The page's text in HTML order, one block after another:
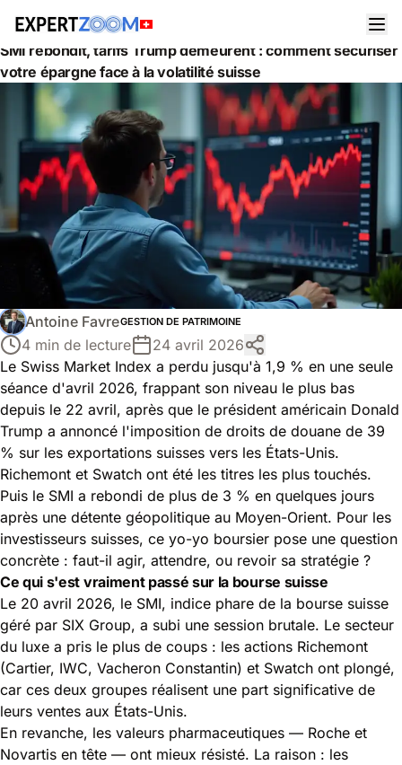
Actualités
Gestion de Patrimoine
SMI rebondit, tarifs Trump demeurent : comment sécuriser
votre épargne face à la volatilité suisse
Antoine FavreGESTION DE PATRIMOINE
4 min de lecture
24 avril 2026
Le Swiss Market Index a perdu jusqu'à 1,9 % en une seule
séance d'avril 2026, frappant son niveau le plus bas
depuis le 22 avril, après que le président américain Donald
Trump a annoncé l'imposition de droits de douane de 39
% sur les exportations suisses vers les États-Unis.
Richemont et Swatch ont été les titres les plus touchés.
Puis le SMI a rebondi de plus de 3 % en quelques jours
après une détente géopolitique au Moyen-Orient. Pour les
investisseurs suisses, ce yo-yo boursier pose une question
concrète : faut-il agir, attendre, ou revoir sa stratégie ?
Ce qui s'est vraiment passé sur la bourse suisse
Le 20 avril 2026, le SMI, indice phare de la bourse suisse
géré par SIX Group, a subi une session brutale. Le secteur
du luxe a pris le plus de coups : les actions Richemont
(Cartier, IWC, Vacheron Constantin) et Swatch ont plongé,
car ces deux groupes réalisent une part significative de
leurs ventes aux États-Unis.
En revanche, les valeurs pharmaceutiques — Roche et
Novartis en tête — ont mieux résisté. La raison : les